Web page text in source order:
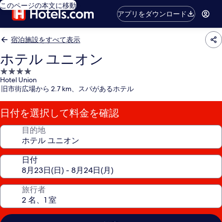
このページの本文に移動
アプリをダウンロード
宿泊施設をすべて表示
ホテル ユニオン
4.0
つ
星
宿
泊
施
Hotel Union
旧市街広場から 2.7 km、スパがあるホテル
日付を選択して料金を確認
目的地
日付
旅行者